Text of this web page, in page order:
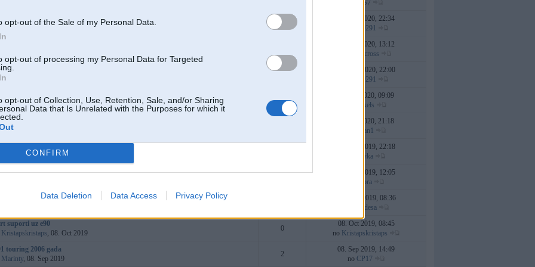
opt-out of the Sale of my Personal Data.
opt-out of processing my Personal Data for Targeted
opt-out of Collection, Use, Retention, Sale, and/or Sharing
Data that Is Unrelated with the Purposes for which it
CONFIRM
Data Deletion Data Access Privacy Policy
RS7
dūmo, attaisot eļļas vāciņu
revan1
7
12. Apr 2020, 22:34
sys9291
11. Apr 2020, 13:12
sigurcross
light front right failure
Elbarto
13. Mar 2020, 22:00
sys9291
startera maiņa
revan1 , 23. Jan 2020
9
24. Jan 2020, 09:09
Mikels
temperatūra par zemu
Kasparz1
23. Jan 2020, 21:18
revan1
, 09. Dec 2019
09. Dec 2019, 22:18
troyka
maiņa
02. Dec 2019, 12:05
zebra
320d 2008.g pazuda jauda?
04. Nov 2019, 08:36
desadesa
suporti uz e90
Kristapskristaps, 08. Oct 2019
0
08. Oct 2019, 08:45
no Kristapskristaps
touring 2006 gada
Marinty, 08. Sep 2019
2
08. Sep 2019, 14:49
no CP17